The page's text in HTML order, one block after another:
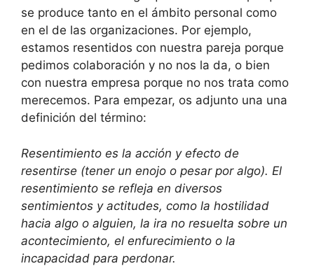
se produce tanto en el ámbito personal como
en el de las organizaciones. Por ejemplo,
estamos resentidos con nuestra pareja porque
pedimos colaboración y no nos la da, o bien
con nuestra empresa porque no nos trata como
merecemos. Para empezar, os adjunto una una
definición del término:
Resentimiento es la acción y efecto de
resentirse (tener un enojo o pesar por algo). El
resentimiento se refleja en diversos
sentimientos y actitudes, como la hostilidad
hacia algo o alguien, la ira no resuelta sobre un
acontecimiento, el enfurecimiento o la
incapacidad para perdonar.